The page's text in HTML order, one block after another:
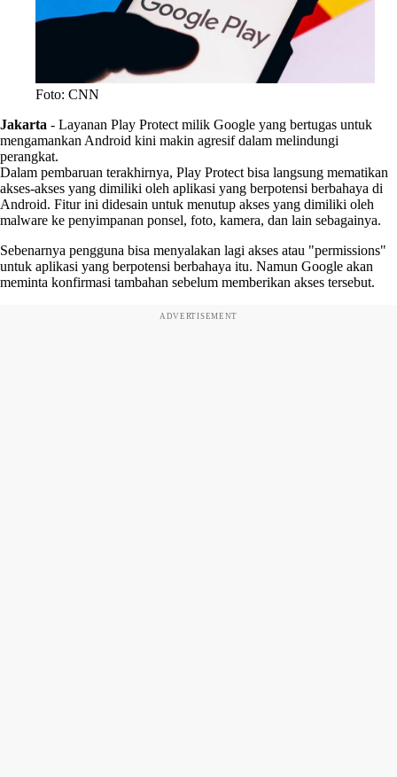
Foto: CNN
Jakarta - Layanan Play Protect milik Google yang bertugas untuk
mengamankan Android kini makin agresif dalam melindungi
perangkat.
Dalam pembaruan terakhirnya, Play Protect bisa langsung mematikan
akses-akses yang dimiliki oleh aplikasi yang berpotensi berbahaya di
Android. Fitur ini didesain untuk menutup akses yang dimiliki oleh
malware ke penyimpanan ponsel, foto, kamera, dan lain sebagainya.
Sebenarnya pengguna bisa menyalakan lagi akses atau "permissions"
untuk aplikasi yang berpotensi berbahaya itu. Namun Google akan
meminta konfirmasi tambahan sebelum memberikan akses tersebut.
ADVERTISEMENT